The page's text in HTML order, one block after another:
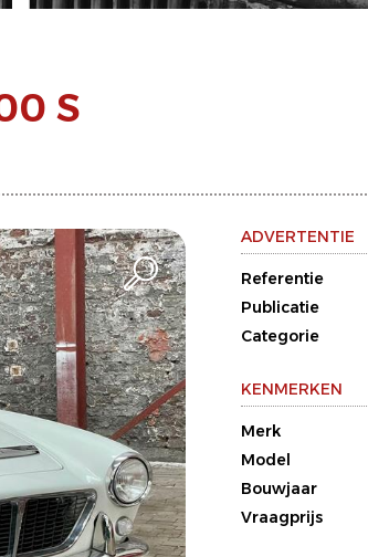
S
ADVERTENTIE
Referentie
Publicatie
Categorie
KENMERKEN
Merk
Model
Bouwjaar
Vraagprijs